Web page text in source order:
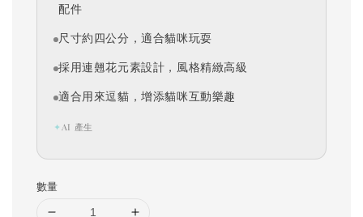
配件
尺寸約四公分，適合貓咪玩耍
採用連翹花元素設計，風格精緻高級
適合用來逗貓，增添貓咪互動樂趣
✦ AI 產生
數量